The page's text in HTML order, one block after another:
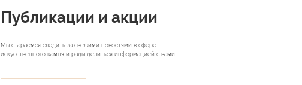
Публикации и акции
Мы стараемся следить за свежими новостями в сфере
искусственного камня и рады делиться информацией с вами